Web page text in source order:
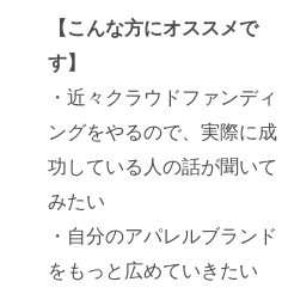
【こんな方にオススメで
す】
・近々クラウドファンディ
ングをやるので、実際に成
功している人の話が聞いて
みたい
・自分のアパレルブランド
をもっと広めていきたい